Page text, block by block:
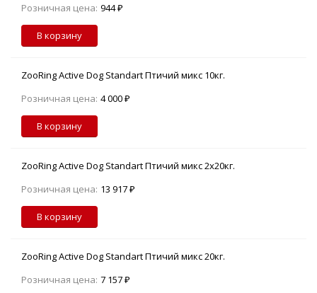
Розничная цена: 944 ₽
В корзину
ZooRing Active Dog Standart Птичий микс 10кг.
Розничная цена: 4 000 ₽
В корзину
ZooRing Active Dog Standart Птичий микс 2х20кг.
Розничная цена: 13 917 ₽
В корзину
ZooRing Active Dog Standart Птичий микс 20кг.
Розничная цена: 7 157 ₽